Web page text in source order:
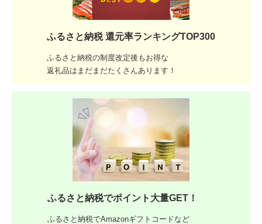
ふるさと納税 還元率ランキングTOP300
ふるさと納税の制度改定後もお得な
返礼品はまだまだたくさんあります！
ふるさと納税でポイント大量GET！
ふるさと納税でAmazonギフトコードなど